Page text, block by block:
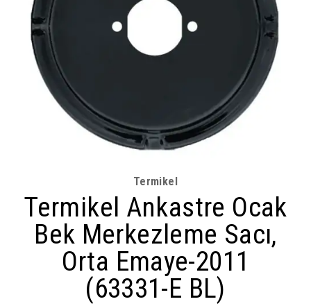
Termikel
Termikel Ankastre Ocak
Bek Merkezleme Sacı,
Orta Emaye-2011
(63331-E BL)